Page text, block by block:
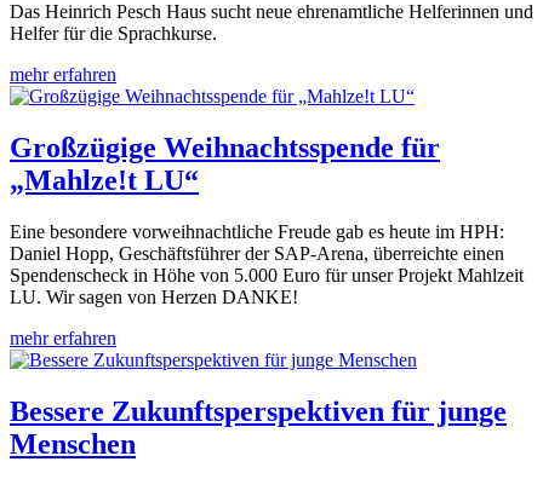
Das Heinrich Pesch Haus sucht neue ehrenamtliche Helferinnen und
Helfer für die Sprachkurse.
mehr erfahren
Großzügige Weihnachtsspende für
„Mahlze!t LU“
Eine besondere vorweihnachtliche Freude gab es heute im HPH:
Daniel Hopp, Geschäftsführer der SAP-Arena, überreichte einen
Spendenscheck in Höhe von 5.000 Euro für unser Projekt Mahlzeit
LU. Wir sagen von Herzen DANKE!
mehr erfahren
Bessere Zukunftsperspektiven für junge
Menschen